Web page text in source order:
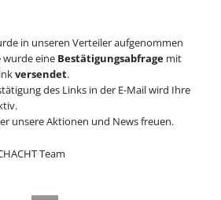
in unseren Verteiler aufgenommen
wurde eine Bestätigungsabfragemit
versendet.
des Links in der E-Mail wird Ihre
unsere Aktionen und News freuen.
Team